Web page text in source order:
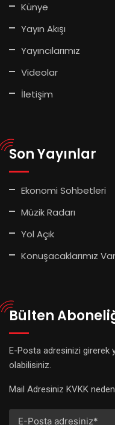
Künye
Yayın Akışı
Yayıncılarımız
Videolar
İletişim
Son Yayınlar
Ekonomi Sohbetleri
Müzik Radarı
Yol Açık
Konuşacaklarımız Var
Bülten
E-Posta adresinizi girerek
olabilisiniz.
Mail Adresiniz KVKK